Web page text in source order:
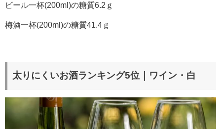
ビール一杯(200ml)の糖質6.2ｇ
梅酒一杯(200ml)の糖質41.4ｇ
太りにくいお酒ランキング5位｜ワイン・白